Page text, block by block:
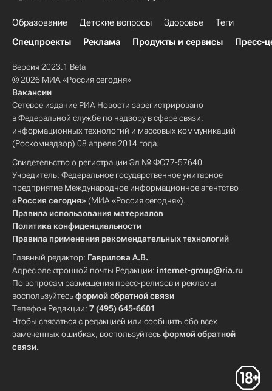
Образование Детские вопросы Здоровье
Теги
Спецпроекты
Реклама Продукты и сервисы Пресс-
Версия 2023.1 Beta
© 2026 МИА «Россия сегодня»
Вакансии
Сетевое издание РИА Новости зарегистрировано
в Федеральной службе по надзору в сфере связи,
информационных технологий и массовых коммуникаций
(Роскомнадзор) 08 апреля 2014 года.
Свидетельство о регистрации Эл № ФС77-57640
Учредитель: Федеральное государственное унитарное
предприятие Международное информационное агентство
«Россия сегодня» (МИА «Россия сегодня»).
Правила использования материалов
Политика конфиденциальности
Правила применения рекомендательных технологий
Главный редактор: Гаврилова А.В.
Адрес электронной почты Редакции: internet-group@ria.ru
По вопросам размещения пресс-релизов и рекламы
воспользуйтесьформой обратной связи
Телефон Редакции: 7 (495) 645-6601
Чтобы связаться с редакцией или сообщить обо всех
замеченных ошибках, воспользуйтесьформой обратной
связи.